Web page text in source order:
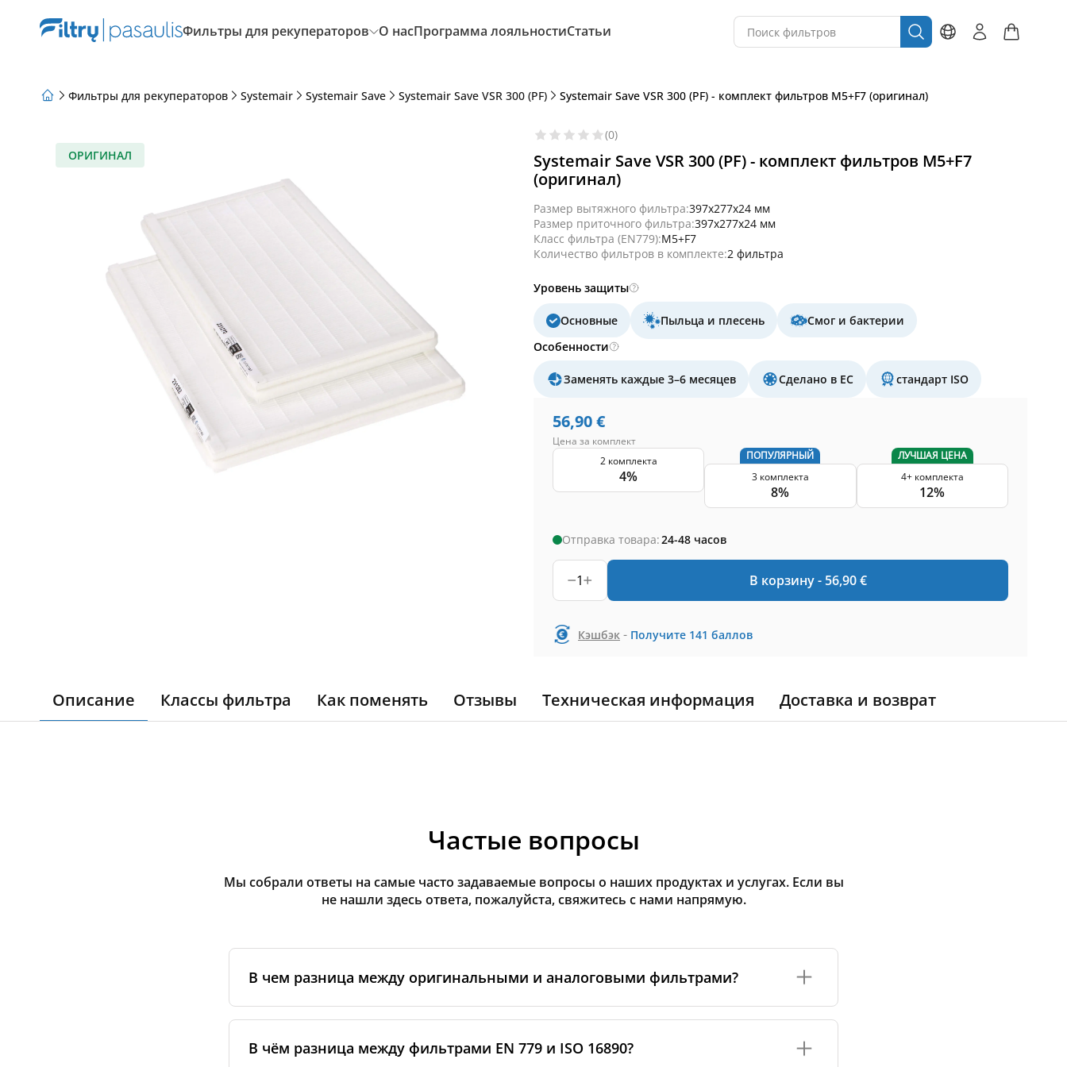
Фильтры для рекуператоров О насПрограмма лояльностиСтатьи
Фильтры для рекуператоров Systemair Systemair Save Systemair Save VSR 300 (PF) Systemair Save VSR 300 (PF) - комплект фильтров M5+F7 (оригинал)
ОРИГИНАЛ
(0)
Systemair Save VSR 300 (PF) - комплект фильтров M5+F7
(оригинал)
Размер вытяжного фильтра:397x277x24 мм
Размер приточного фильтра:397x277x24 мм
Класс фильтра (EN779):M5+F7
Количество фильтров в комплекте:2 фильтра
Уровень защиты
Основные Пыльца и плесень
Смог и бактерии
Особенности
Заменять каждые 3–6 месяцев Сделано в ЕС стандарт ISO
56,90€
Цена за комплект
2 комплекта
4%
ПОПУЛЯРНЫЙ
3 комплекта
8%
ЛУЧШАЯ ЦЕНА
4+ комплекта
12%
Отправка товара:24-48 часов
1 В корзину - 56,90 €
Кэшбэк - Получите 141 баллов
Описание Классы фильтра Как поменять Отзывы Техническая информация Доставка и возврат
Частые вопросы
Мы собрали ответы на самые часто задаваемые вопросы о наших продуктах и услугах. Если вы
не нашли здесь ответа, пожалуйста, свяжитесь с нами напрямую.
В чем разница между оригинальными и аналоговыми фильтрами?
сертифицированными производственными партнёрами. Такие фильтры соответствуют
специальным стандартам бренда, включая требования к материалам, производству и
В чём разница между фильтрами EN 779 и ISO 16890?